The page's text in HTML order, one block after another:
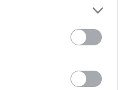
sladdar under bordet.